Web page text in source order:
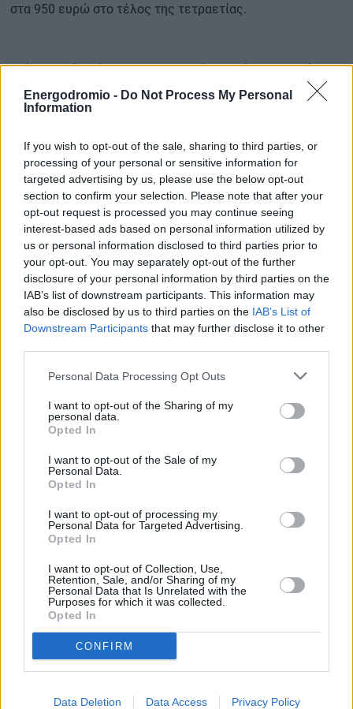
Energodromio - Do Not Process My Personal
Information
If you wish to opt-out of the sale, sharing to third parties, or
processing of your personal or sensitive information for
targeted advertising by us, please use the below opt-out
section to confirm your selection. Please note that after your
opt-out request is processed you may continue seeing
interest-based ads based on personal information utilized by
us or personal information disclosed to third parties prior to
your opt-out. You may separately opt-out of the further
disclosure of your personal information by third parties on the
IAB’s list of downstream participants. This information may
also be disclosed by us to third parties on the IAB’s List of
Downstream Participants that may further disclose it to other
Personal Data Processing Opt Outs
I want to opt-out of the Sharing of my
personal data.
Opted In
I want to opt-out of the Sale of my
Personal Data.
Opted In
I want to opt-out of processing my
Personal Data for Targeted Advertising.
Opted In
I want to opt-out of Collection, Use,
Retention, Sale, and/or Sharing of my
Personal Data that Is Unrelated with the
Purposes for which it was collected.
Opted In
CONFIRM
Data Deletion Data Access Privacy Policy
στα 950 ευρώ στο τέλος της τετραετίας.
Επίσης, από εφέτος, ο εισαγωγικός μισθός στο Δημόσιο
εξισώνεται με τον κατώτατο μισθό του ιδιωτικού τομέα,
με ταυτόχρονη οριζόντια αύξηση σε όλα τα μισθολογικά
θα διαμορφώνεται, βάσει του καθορισμού του κατώτατου
μισθού στον ιδιωτικό τομέα, ενώ θα αυξάνονται και τα
υπόλοιπα κλιμάκια.
ΑΠΕ-ΜΠΕ
TAGS
#Εισφορές
#Κατώτατος μισθός
#Μισθός
#ΥΠΟΙΚ
ΔΙΑΒΑΣΤΕ ΕΠΙΣΗΣ
Είσαι το μεγαλύτερο ή το
επηρεάζεται η υγεία σου
ανάλογα με τη σειρά
γέννησης
Το νέο
Βρετανών –
αγοράζουν